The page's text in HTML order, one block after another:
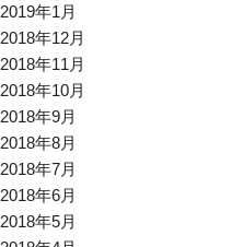
2019年1月
2018年12月
2018年11月
2018年10月
2018年9月
2018年8月
2018年7月
2018年6月
2018年5月